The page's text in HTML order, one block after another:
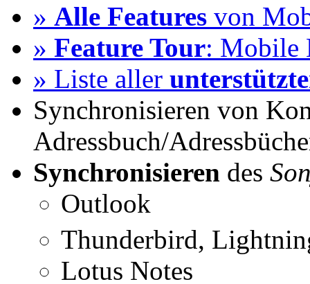
» Alle Features von
» Feature Tour: Mobile
» Liste aller
Synchronisieren von
Adressbuch/
Synchronisieren des
Outlook
Thunderbird,
Lotus Notes